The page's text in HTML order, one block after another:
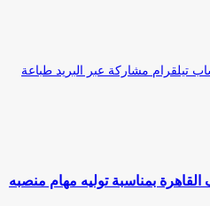
تيلقرام مشاركة عبر البريد طباعة
بمناسبة توليه مهام منصبه